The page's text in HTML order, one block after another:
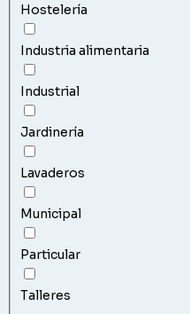
Hostelería
Industria alimentaria
Industrial
Jardinería
Lavaderos
Municipal
Particular
Talleres